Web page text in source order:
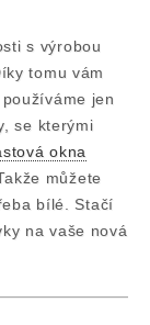
s výrobou
tomu vám
jen
se kterými
okna
můžete
bílé. Stačí
na vaše nová